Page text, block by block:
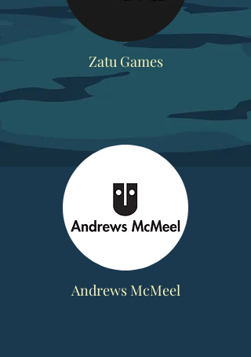
Zatu Games
Andrews McMeel